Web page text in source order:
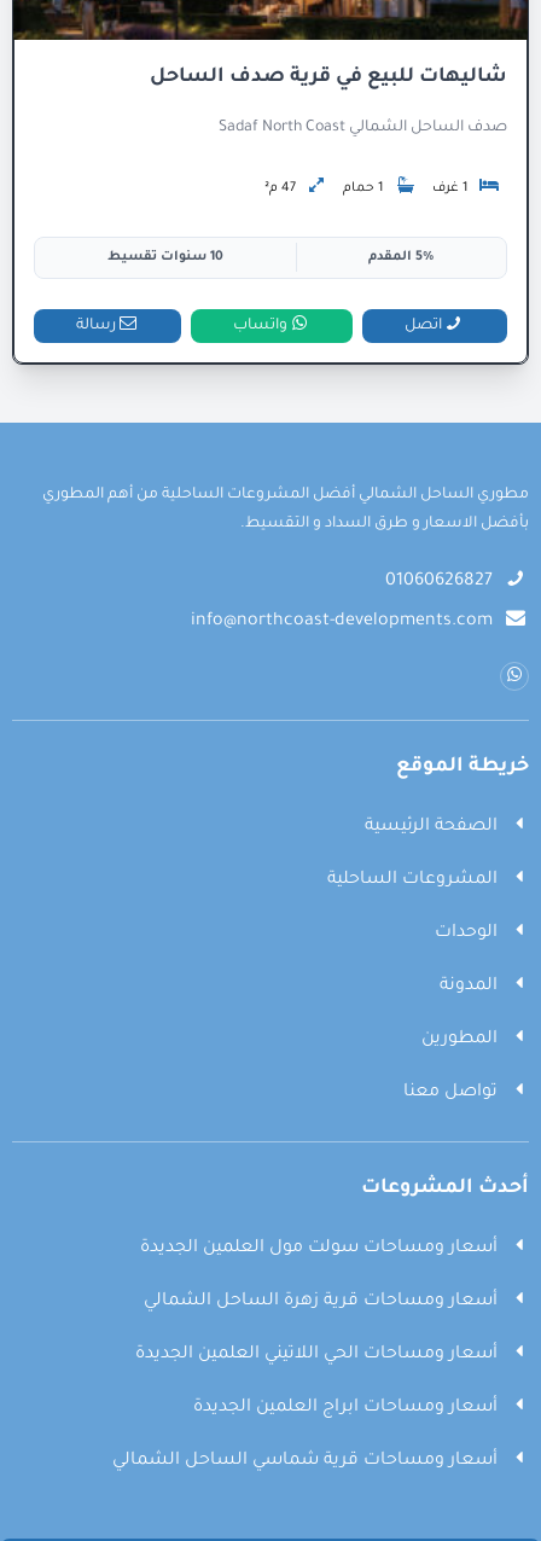
شاليهات للبيع في قرية صدف الساحل
صدف الساحل الشمالي Sadaf North Coast
1 غرف 1 حمام 47 م²
5% المقدم 10 سنوات تقسيط
اتصل واتساب رسالة
مطوري الساحل الشمالي أفضل المشروعات الساحلية من أهم المطوري
بأفضل الاسعار و طرق السداد و التقسيط.
01060626827
info@northcoast-developments.com
خريطة الموقع
الصفحة الرئيسية
المشروعات الساحلية
الوحدات
المدونة
المطورين
تواصل معنا
أحدث المشروعات
أسعار ومساحات سولت مول العلمين الجديدة
أسعار ومساحات قرية زهرة الساحل الشمالي
أسعار ومساحات الحي اللاتيني العلمين الجديدة
أسعار ومساحات ابراج العلمين الجديدة
أسعار ومساحات قرية شماسي الساحل الشمالي